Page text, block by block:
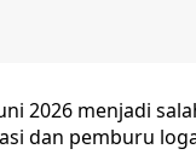
2026 menjadi
dan pemburu